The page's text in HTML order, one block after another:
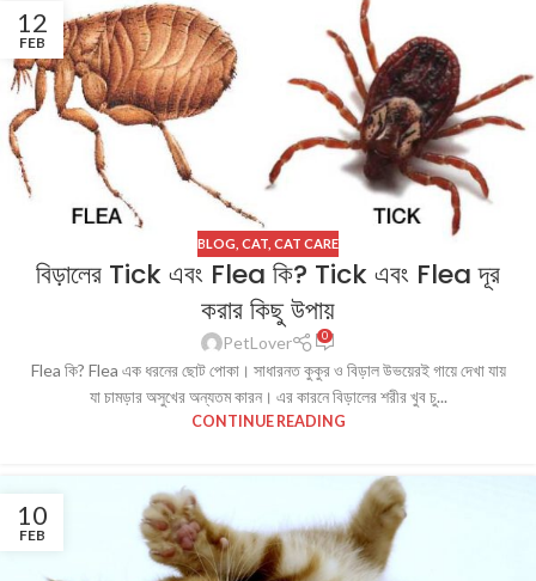
12
FEB
BLOG CAT CAT CARE
বিড়ালের Tick এবং Flea কি? Tick এবং Flea দূর
করার কিছু উপায়
PetLover 0
Flea কি? Flea এক ধরনের ছোট পোকা। সাধারনত কুকুর ও বিড়াল উভয়েরই গায়ে দেখা যায়
যা চামড়ার অসুখের অন্যতম কারন। এর কারনে বিড়ালের শরীর খুব চু...
CONTINUE READING
10
FEB